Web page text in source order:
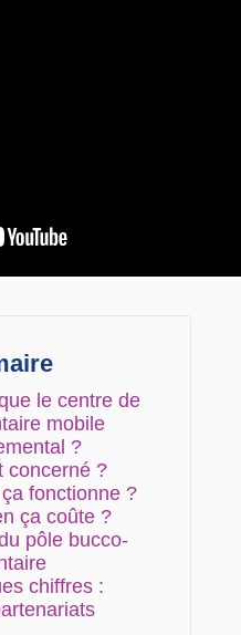
le centre de
mobile
?
concerné ?
fonctionne ?
ça coûte ?
pôle bucco-
chiffres :